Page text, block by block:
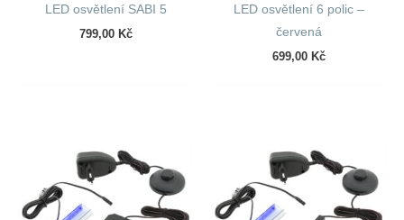
LED osvětlení SABI 5
799,00 Kč
LED osvětlení 6 polic –
červená
699,00 Kč